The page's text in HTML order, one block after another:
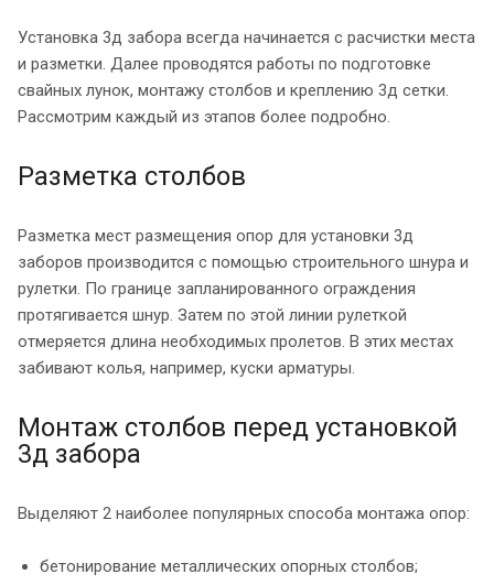
Установка 3д забора всегда начинается с расчистки места
и разметки. Далее проводятся работы по подготовке
свайных лунок, монтажу столбов и креплению 3д сетки.
Рассмотрим каждый из этапов более подробно.
Разметка столбов
Разметка мест размещения опор для установки 3д
заборов производится с помощью строительного шнура и
рулетки. По границе запланированного ограждения
протягивается шнур. Затем по этой линии рулеткой
отмеряется длина необходимых пролетов. В этих местах
забивают колья, например, куски арматуры.
Монтаж столбов перед установкой
3д забора
Выделяют 2 наиболее популярных способа монтажа опор:
бетонирование металлических опорных столбов;